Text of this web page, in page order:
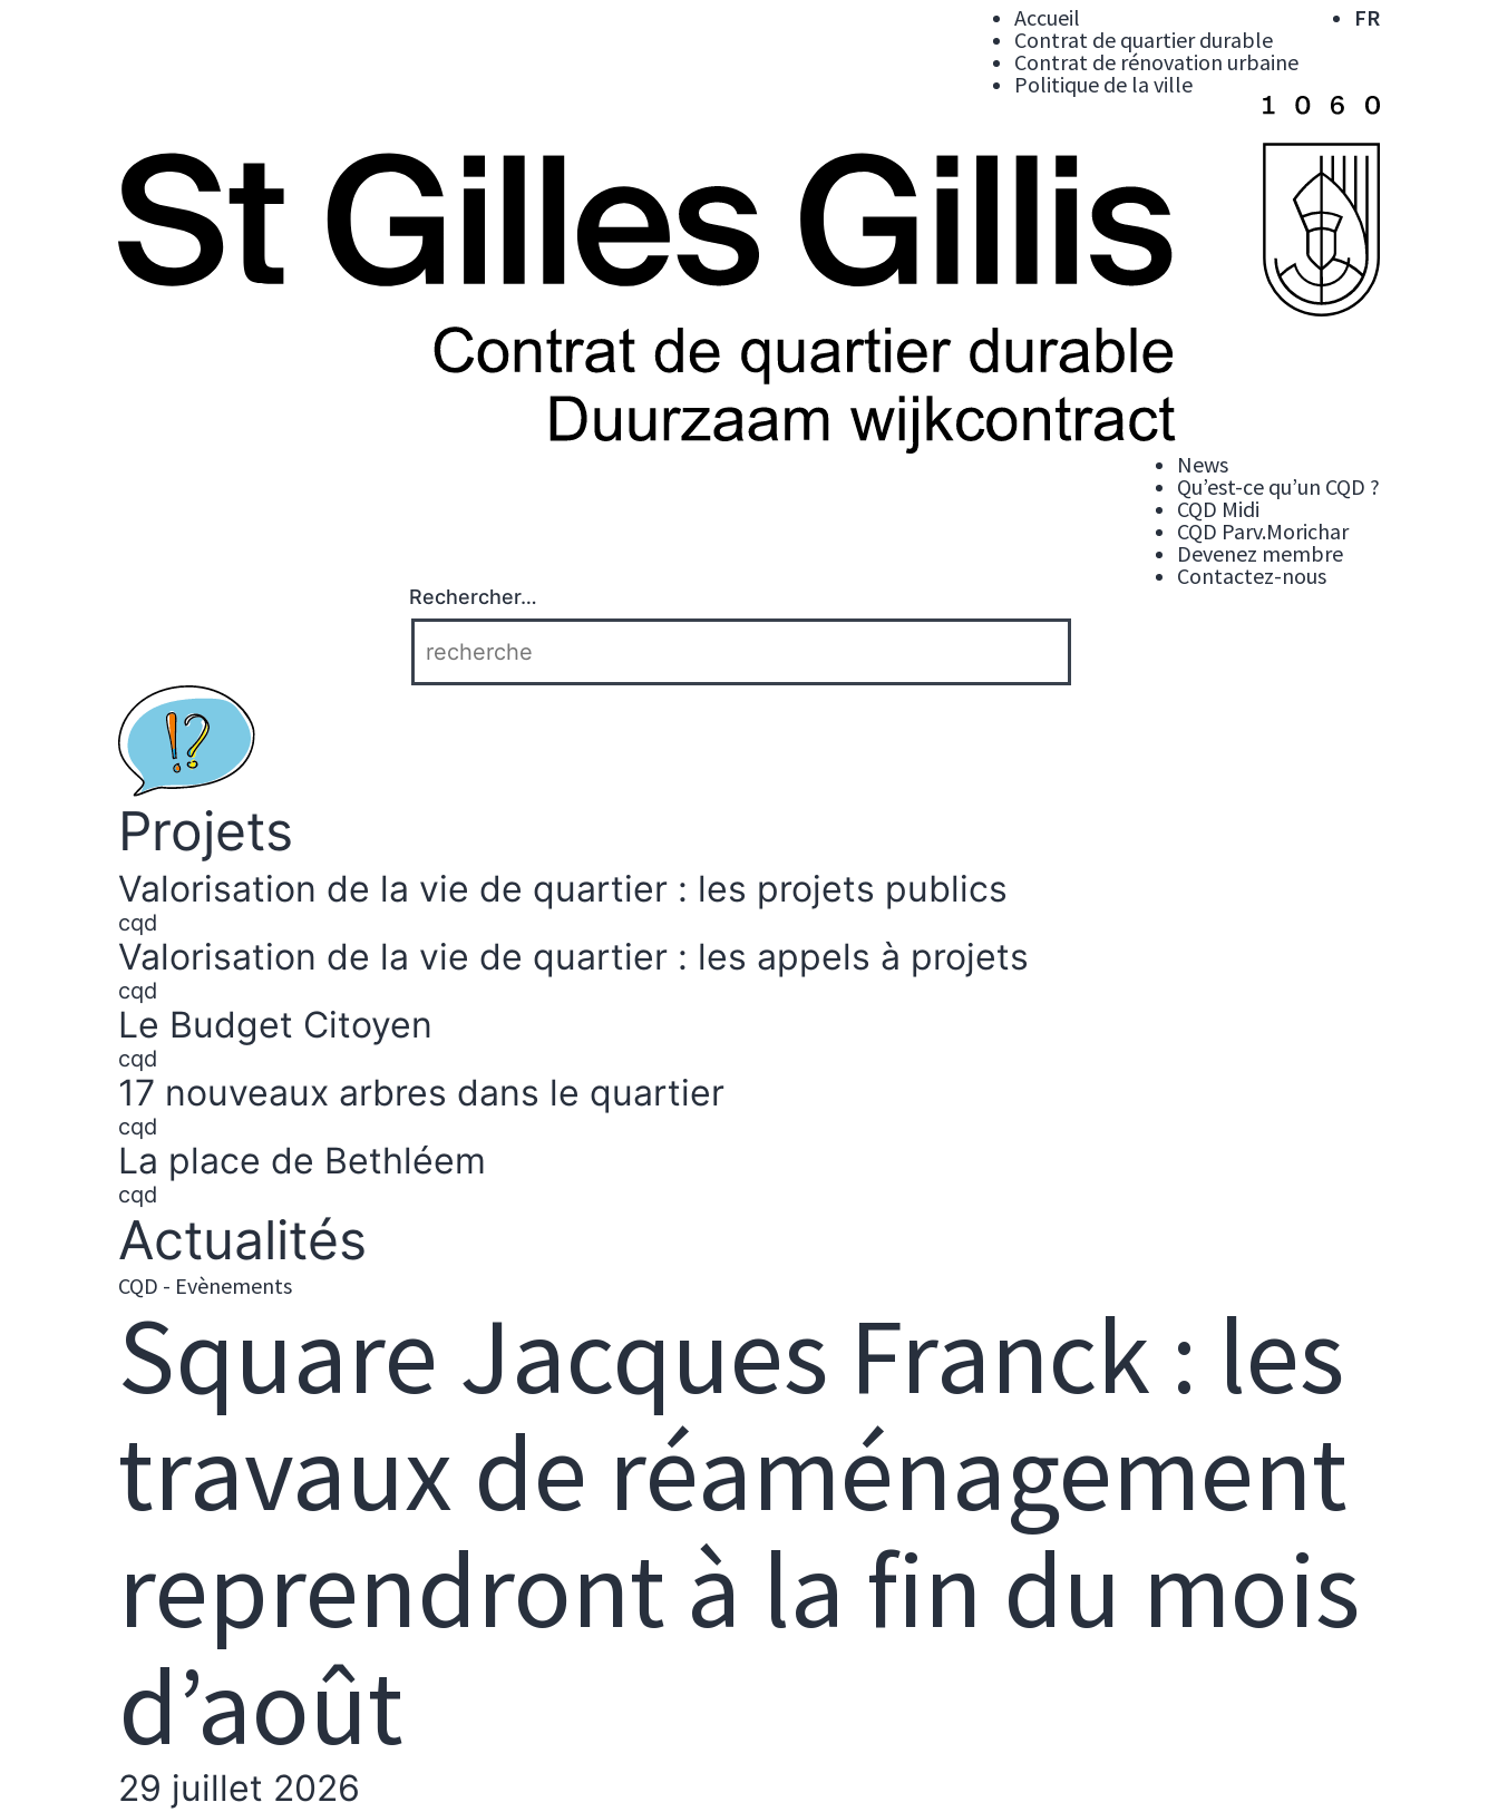
Accueil
Contrat de quartier durable
Contrat de rénovation urbaine
Politique de la ville
FR
News
Qu’est-ce qu’un CQD ?
CQD Midi
CQD Parv.Morichar
Devenez membre
Contactez-nous
Rechercher…
Projets
Valorisation de la vie de quartier : les projets publics
cqd
Valorisation de la vie de quartier : les appels à projets
cqd
Le Budget Citoyen
cqd
17 nouveaux arbres dans le quartier
cqd
La place de Bethléem
cqd
Actualités
CQD - Evènements
Square Jacques Franck : les
travaux de réaménagement
reprendront à la fin du mois
d’août
29 juillet 2026